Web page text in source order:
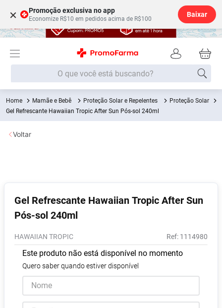
× Promoção exclusiva no app
Economize R$10 em pedidos acima de R$100
Baixar
O que você está buscando?
Mamãe e Bebê Proteção Solar e Repelentes
Proteção Solar
Gel Refrescante Hawaiian Tropic After Sun Pós-sol 240ml
Gel Refrescante Hawaiian Tropic After Sun
Pós-sol 240ml
HAWAIIAN TROPIC : 1114980
Este produto não está disponível no momento
Quero saber quando estiver disponível
Voltar
Termos mais buscados
1º Fralda
2
6º Desodorante
7º Shampoo
8º Absorvente
9º Pampers Confort Sec
10º Lavitan